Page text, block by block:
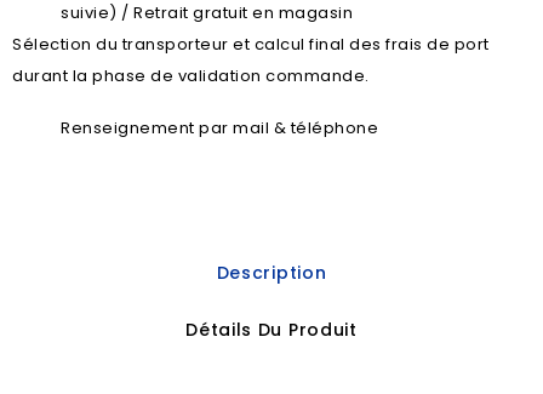
suivie) / Retrait gratuit en magasin
Sélection du transporteur et calcul final des frais de port
durant la phase de validation commande.
Renseignement par mail & téléphone
Description
Détails Du Produit